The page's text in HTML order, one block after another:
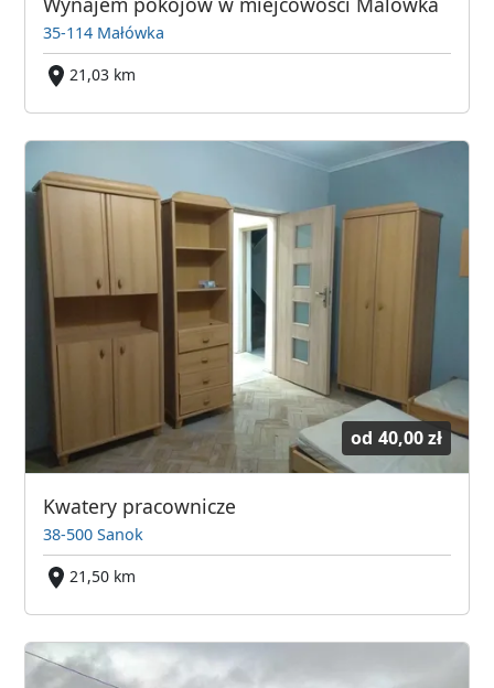
35-114 Małówka
21,03 km
od 40,00 zł
Kwatery pracownicze
38-500 Sanok
21,50 km